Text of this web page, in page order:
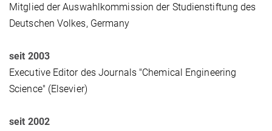
Mitglied der Auswahlkommission der Studienstiftung des
Deutschen Volkes, Germany
seit 2003
Executive Editor des Journals "Chemical Engineering
Science" (Elsevier)
seit 2002